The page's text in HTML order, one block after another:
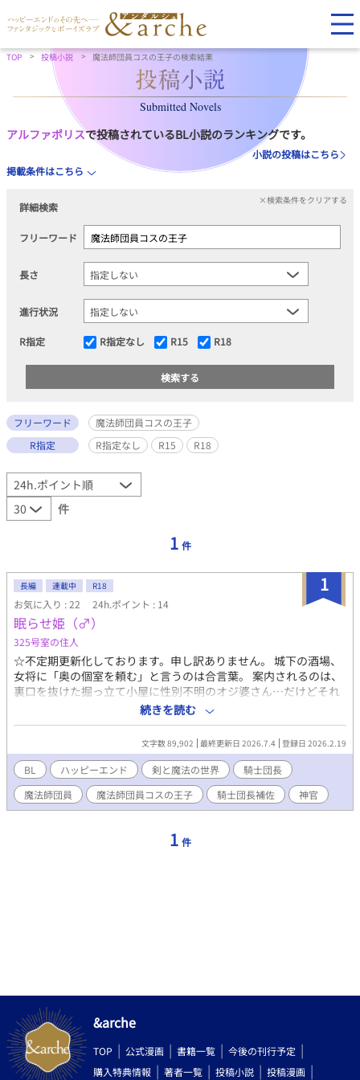
TOP 投稿小説 魔法師団員コスの王子の検索結果
Submitted Novels
アルファポリスで投稿されているBL小説のランキングです。
小説の投稿はこちら
掲載条件はこちら
詳細検索
×検索条件をクリアする
フリーワード
長さ
進行状況
R指定 R指定なし R15 R18
フリーワード
魔法師団員コスの王子
R指定
R指定なし R15 R18
件
1 件
1
長編 連載中 R18
お気に入り : 22 24h.ポイント : 14
眠らせ姫（♂）
325号室の住人
☆不定期更新化しております。申し訳ありません。 城下の酒場、
女将に「奥の個室を頼む」と言うのは合言葉。 案内されるのは、
裏口を抜けた掘っ立て小屋に性別不明のオジ婆さん…だけどそれ
は魔法で作った結界とその先の異空間への入口。 それでも気にせ
ず中へ入れば、自称『眠らせ姫』と呼ばれる聖女が必ずアナタを
眠らせてくれるという……… ま、その聖女って呼ばれてるのは本
当は童顔女顔の成人男子なんですけどね。 ☆１日１話目標での投
稿です
続きを読む
文字数 89,902 最終更新日 2026.7.4 登録日 2026.2.19
BL ハッピーエンド 剣と魔法の世界
騎士団長
魔法師団員
魔法師団員コスの王子 騎士団長補佐 神官
1 件
&arche
TOP 公式漫画 書籍一覧
今後の刊行予定
購入特典情報
著者一覧 投稿小説 投稿漫画